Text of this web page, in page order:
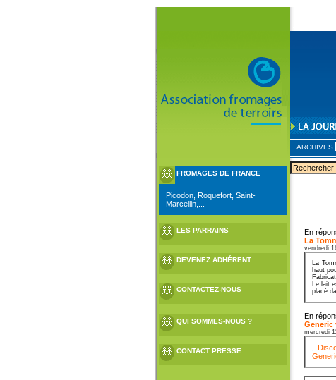
ARCHIVES
FROMAGES DE FRANCE
Picodon, Roquefort, Saint-
Marcellin,...
LES PARRAINS
DEVENEZ ADHÉRENT
CONTACTEZ-NOUS
QUI SOMMES-NOUS ?
CONTACT PRESSE
En
La
vendredi
La
haut
Le lait
placé
En
Generic
mercredi
,